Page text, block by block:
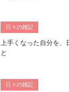
日々の雑記
上手くなった自分を、
と
日々の雑記